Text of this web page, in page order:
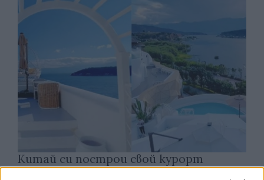
Китай си построи свой курорт
Санторини